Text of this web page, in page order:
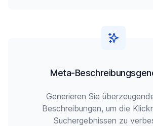
Meta-
Generieren Sie
Beschreibungen, um die
Suchergebnissen zu